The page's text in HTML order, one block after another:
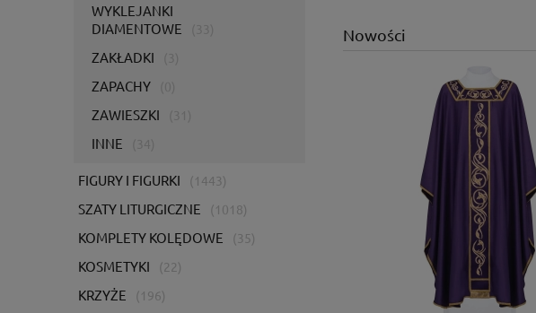
WYKLEJANKI
DIAMENTOWE
ZAKŁADKI
ZAPACHY
ZAWIESZKI
INNE
FIGURY I FIGURKI (1443)
SZATY LITURGICZNE (1018)
KOMPLETY KOLĘDOWE (35)
KOSMETYKI (22)
KRZYŻE (196)
Nowości